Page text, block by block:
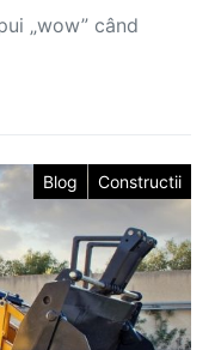
„wow” când
Blog Constructii